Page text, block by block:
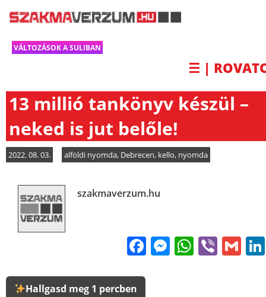
VÁLTOZÁSOK A SULIBAN
☰ |
13 millió tankönyv készül –
neked is jut belőle!
2022. 08. 03. alföldi nyomda, Debrecen, kello, nyomda
szakmaverzum.hu
FacebookViber
Hallgasd meg 1 percben